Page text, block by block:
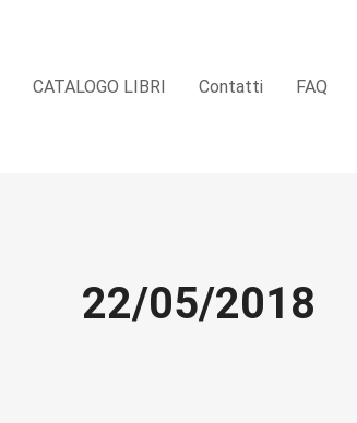
CATALOGO LIBRI Contatti FAQ
22/05/2018